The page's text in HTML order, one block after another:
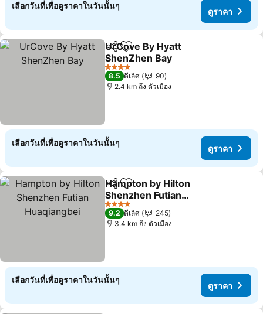
เลือกวันที่เพื่อดูราคาในวันนั้นๆ
ดูราคา
แชร์ เพิ่มในรายการโปรด
UrCove By Hyatt
ShenZhen Bay
ดูราคา
4 ดาว
8.5 ดีเลิศ
90
2.4 km ถึง ตัวเมือง
เลือกวันที่เพื่อดูราคาในวันนั้นๆ
ดูราคา
แชร์ เพิ่มในรายการโปรด
Hampton by Hilton
Shenzhen Futian
Huaqiangbei
ดูราคา
4 ดาว
9.2 ดีเลิศ
245
3.4 km ถึง ตัวเมือง
เลือกวันที่เพื่อดูราคาในวันนั้นๆ
ดูราคา